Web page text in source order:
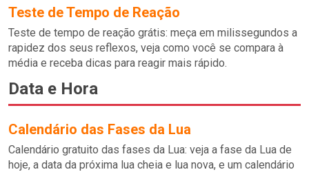
Teste de Tempo de Reação
Teste de tempo de reação grátis: meça em milissegundos a
rapidez dos seus reflexos, veja como você se compara à
média e receba dicas para reagir mais rápido.
Data e Hora
Calendário das Fases da Lua
Calendário gratuito das fases da Lua: veja a fase da Lua de
hoje, a data da próxima lua cheia e lua nova, e um calendário